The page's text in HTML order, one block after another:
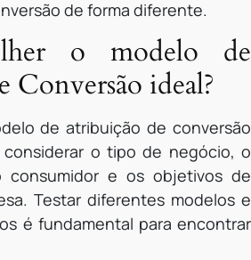
de forma diferente.
o modelo de
Conversão ideal?
de atribuição de conversão
o tipo de negócio, o
consumidor e os objetivos de
Testar diferentes modelos e
é fundamental para encontrar